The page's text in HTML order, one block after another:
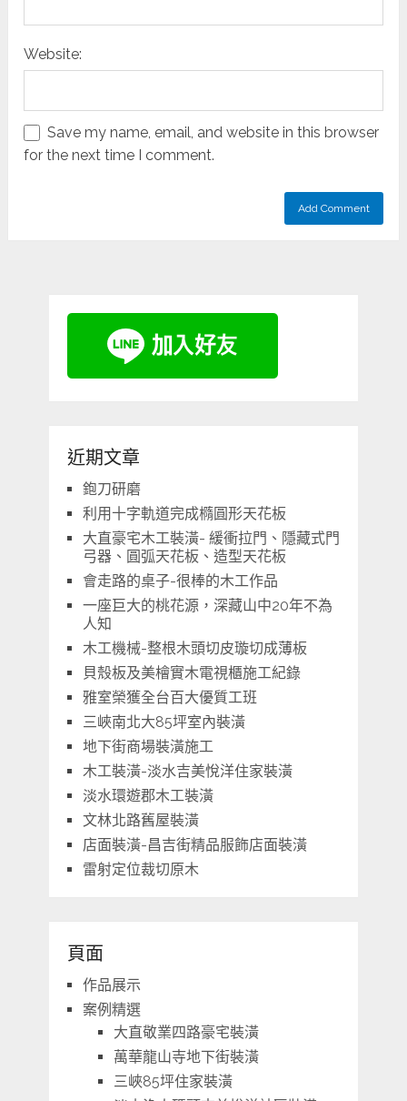
Website:
Save my name, email, and website in this browser
for the next time I comment.
近期文章
鉋刀研磨
利用十字軌道完成橢圓形天花板
大直豪宅木工裝潢- 緩衝拉門、隱藏式門
弓器、圓弧天花板、造型天花板
會走路的桌子-很棒的木工作品
一座巨大的桃花源，深藏山中20年不為
人知
木工機械-整根木頭切皮璇切成薄板
貝殼板及美檜實木電視櫃施工紀錄
雅室榮獲全台百大優質工班
三峽南北大85坪室內裝潢
地下街商場裝潢施工
木工裝潢-淡水吉美悅洋住家裝潢
淡水環遊郡木工裝潢
文林北路舊屋裝潢
店面裝潢-昌吉街精品服飾店面裝潢
雷射定位裁切原木
頁面
作品展示
案例精選
大直敬業四路豪宅裝潢
萬華龍山寺地下街裝潢
三峽85坪住家裝潢